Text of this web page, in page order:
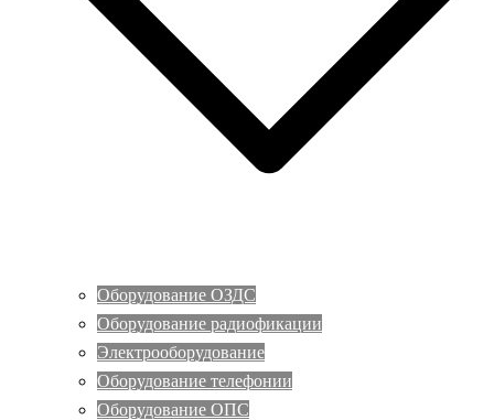
Оборудование ОЗДС
Оборудование радиофикации
Электрооборудование
Оборудование телефонии
Оборудование ОПС